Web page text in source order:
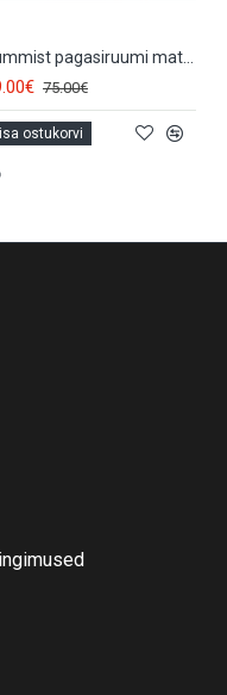
Kummist pagasiruumi matt VOLKSWAGEN CADDY MAXI (5d.)(2007-...) 231851
75.00€
ostukorvi